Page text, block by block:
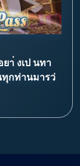
ยา่ งเป นทา
ทุกท่านมารว่